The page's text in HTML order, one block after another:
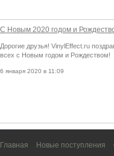
С Новым 2020 годом и
Дорогие друзья! VinylEffect.ru
всех с Новым годом и Рождеством!
6 января 2020 в 11:09
Главная Новые поступления